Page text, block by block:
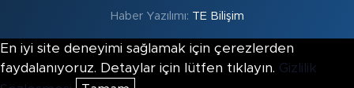
Haber Yazılımı: TE Bilişim
En iyi site deneyimi sağlamak için çerezlerden
faydalanıyoruz. Detaylar için lütfen tıklayın. Gizlilik